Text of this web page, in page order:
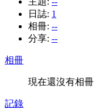
日誌: 1
相冊: --
分享: --
相冊
現在還沒有相冊
記錄